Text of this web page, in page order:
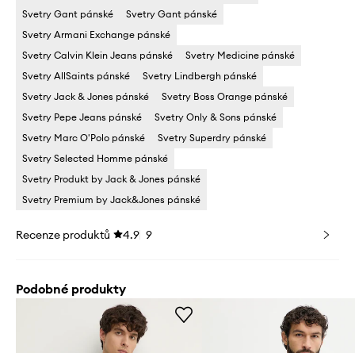
Svetry Gant pánské
Svetry Gant pánské
Svetry Armani Exchange pánské
Svetry Calvin Klein Jeans pánské
Svetry Medicine pánské
Svetry AllSaints pánské
Svetry Lindbergh pánské
Svetry Jack & Jones pánské
Svetry Boss Orange pánské
Svetry Pepe Jeans pánské
Svetry Only & Sons pánské
Svetry Marc O'Polo pánské
Svetry Superdry pánské
Svetry Selected Homme pánské
Svetry Produkt by Jack & Jones pánské
Svetry Premium by Jack&Jones pánské
Recenze produktů 4.9 9
Podobné produkty